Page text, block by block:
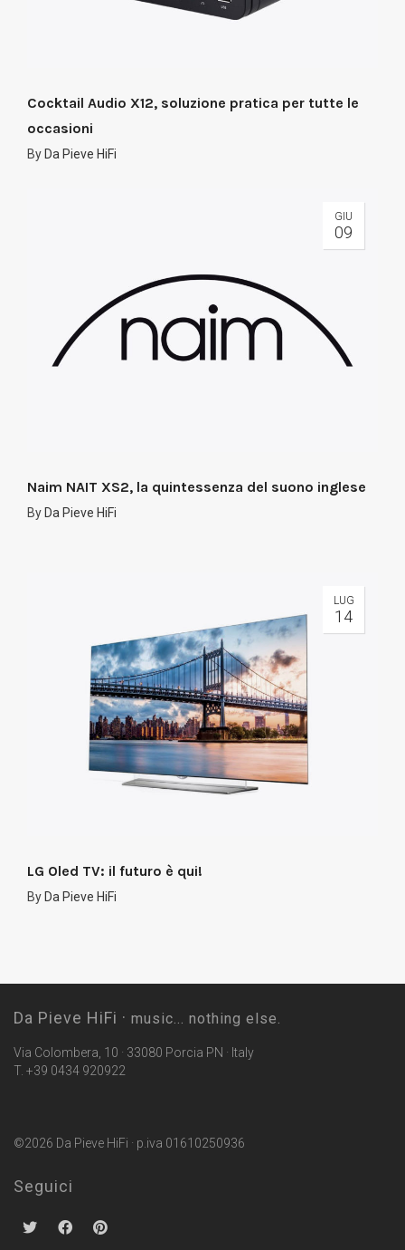
Cocktail Audio X12, soluzione pratica per tutte le
occasioni
By Da Pieve HiFi
GIU
09
Naim NAIT XS2, la quintessenza del suono inglese
By Da Pieve HiFi
LUG
14
LG Oled TV: il futuro è qui!
By Da Pieve HiFi
Da Pieve HiFi · music... nothing else.
Via Colombera, 10 · 33080 Porcia PN · Italy
T. +39 0434 920922
©2026 Da Pieve HiFi · p.iva 01610250936
Seguici